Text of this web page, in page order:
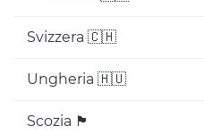
Svizzera 🇨🇭
Ungheria 🇭🇺
Scozia 🏴